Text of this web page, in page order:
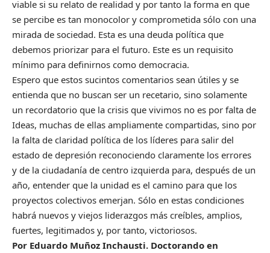
viable si su relato de realidad y por tanto la forma en que
se percibe es tan monocolor y comprometida sólo con una
mirada de sociedad. Esta es una deuda política que
debemos priorizar para el futuro. Este es un requisito
mínimo para definirnos como democracia.
Espero que estos sucintos comentarios sean útiles y se
entienda que no buscan ser un recetario, sino solamente
un recordatorio que la crisis que vivimos no es por falta de
Ideas, muchas de ellas ampliamente compartidas, sino por
la falta de claridad política de los líderes para salir del
estado de depresión reconociendo claramente los errores
y de la ciudadanía de centro izquierda para, después de un
año, entender que la unidad es el camino para que los
proyectos colectivos emerjan. Sólo en estas condiciones
habrá nuevos y viejos liderazgos más creíbles, amplios,
fuertes, legitimados y, por tanto, victoriosos.
Por Eduardo Muñoz Inchausti. Doctorando en